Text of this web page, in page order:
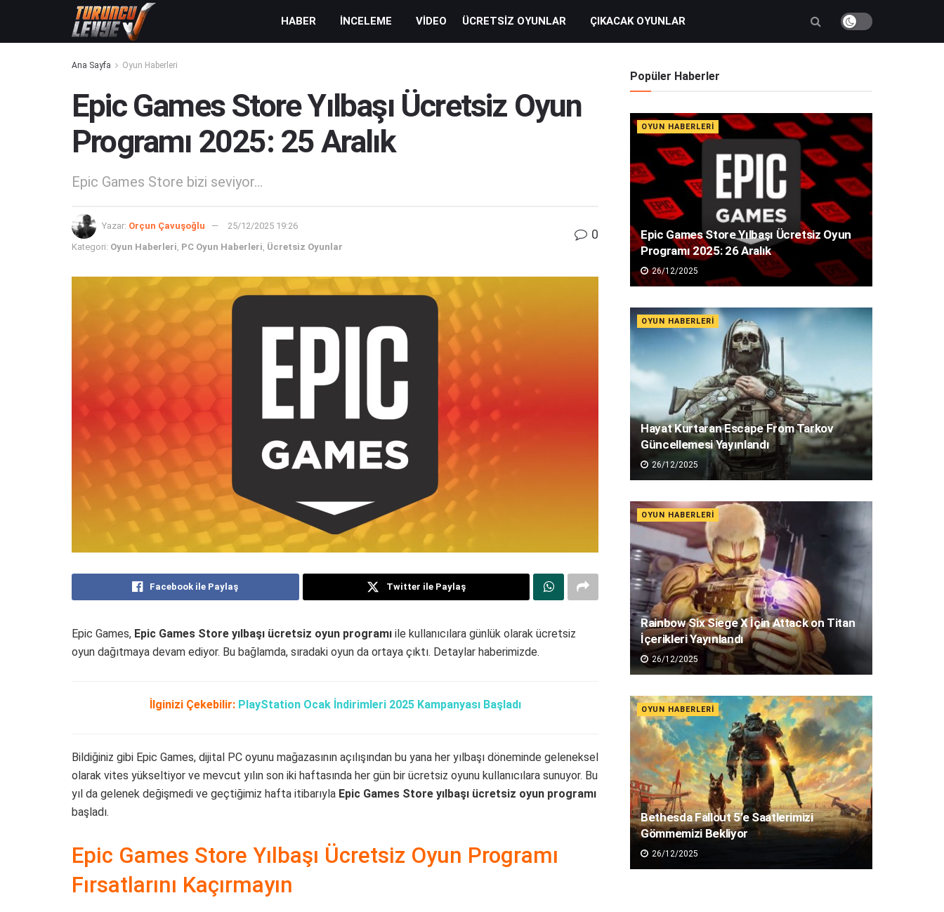
HABER İNCELEME VIDEO ÜCRETSIZ OYUNLAR ÇIKACAK OYUNLAR
Ana Sayfa Oyun Haberleri
Epic Games Store Yılbaşı Ücretsiz Oyun
Programı 2025: 25 Aralık
Epic Games Store bizi seviyor...
Yazar: Orçun Çavuşoğlu 25/12/2025 19:26
Kategori: Oyun Haberleri, PC Oyun Haberleri, Ücretsiz Oyunlar
0
Facebook ile Paylaş Twitter ile Paylaş
Epic Games, Epic Games Store yılbaşı ücretsiz oyun programı ile kullanıcılara günlük olarak ücretsiz
oyun dağıtmaya devam ediyor. Bu bağlamda, sıradaki oyun da ortaya çıktı. Detaylar haberimizde.
İlginizi Çekebilir: PlayStation Ocak İndirimleri 2025 Kampanyası Başladı
Bildiğiniz gibi Epic Games, dijital PC oyunu mağazasının açılışından bu yana her yılbaşı döneminde geleneksel
olarak vites yükseltiyor ve mevcut yılın son iki haftasında her gün bir ücretsiz oyunu kullanıcılara sunuyor. Bu
yıl da gelenek değişmedi ve geçtiğimiz hafta itibarıyla Epic Games Store yılbaşı ücretsiz oyun programı
başladı.
Epic Games Store Yılbaşı Ücretsiz Oyun Programı
Fırsatlarını Kaçırmayın
Popüler Haberler
OYUN HABERLERI
Epic Games Store Yılbaşı Ücretsiz Oyun
Programı 2025: 26 Aralık
26/12/2025
OYUN HABERLERI
Hayat Kurtaran Escape From Tarkov
Güncellemesi Yayınlandı
26/12/2025
OYUN HABERLERI
Rainbow Six Siege X İçin Attack on Titan
İçerikleri Yayınlandı
26/12/2025
OYUN HABERLERI
Bethesda Fallout 5’e Saatlerimizi
Gömmemizi Bekliyor
26/12/2025